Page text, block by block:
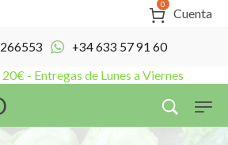
0
Cuenta
+34 633 57 91 60
- Entregas de Lunes a Viernes